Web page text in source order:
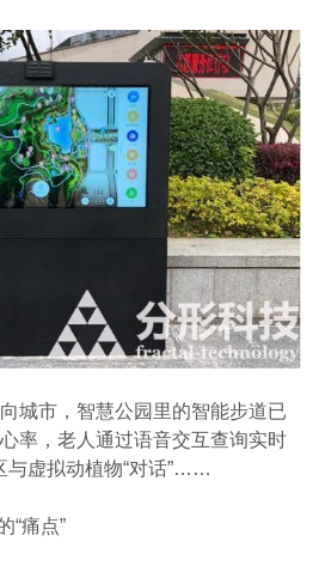
城市，智慧公园里的智能步道已
率，老人通过语音交互查询实时
与虚拟动植物“对话”……
“痛点”